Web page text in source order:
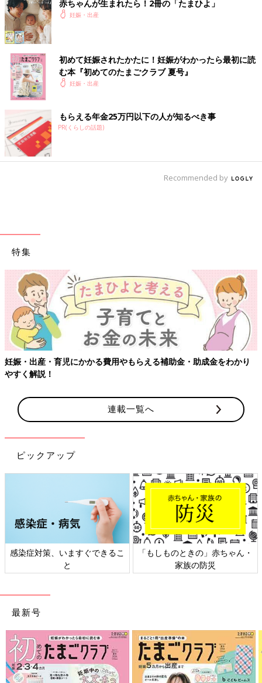
赤ちゃんが生まれたら！2冊の「たまひよ」
妊娠・出産
初めて妊娠されたかたに！妊娠がわかったら最初に読
む本『初めてのたまごクラブ 夏号』
妊娠・出産
もらえる年金25万円以下の人が知るべき事
PR(くらしの話題)
Recommended by
特集
妊娠・出産・育児にかかる費用やもらえる補助金・助成金をわかり
やすく解説！
連載一覧へ
ピックアップ
感染症対策、いますぐできるこ
と
「もしものときの」赤ちゃん・
家族の防災
最新号